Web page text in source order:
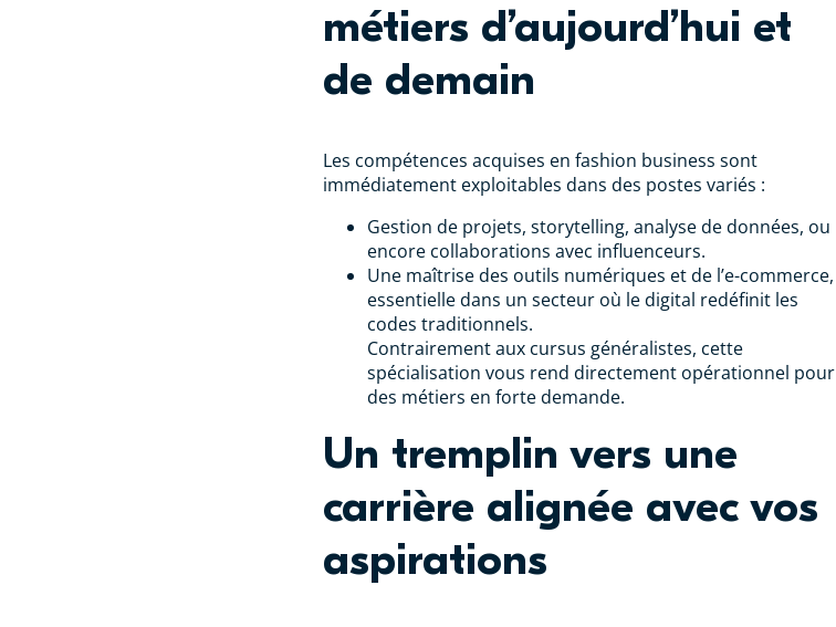
métiers d’aujourd’hui et
de demain
Les compétences acquises en fashion business sont
immédiatement exploitables dans des postes variés :
Gestion de projets, storytelling, analyse de données, ou
encore collaborations avec influenceurs.
Une maîtrise des outils numériques et de l’e-commerce,
essentielle dans un secteur où le digital redéfinit les
codes traditionnels.
Contrairement aux cursus généralistes, cette
spécialisation vous rend directement opérationnel pour
des métiers en forte demande.
Un tremplin vers une
carrière alignée avec vos
aspirations